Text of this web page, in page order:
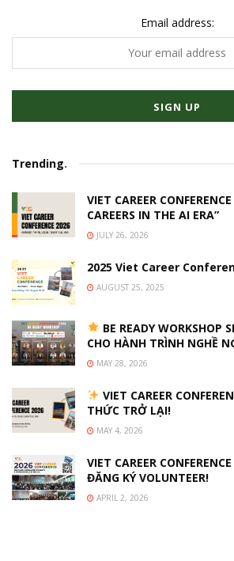
Email address:
Trending.
VIET CAREER
CAREERS IN THE AI ERA”
JULY 26, 2026
2025 Viet Career
AUGUST 25, 2025
BE READY WORKSHOP
CHO HÀNH TRÌNH NGHỀ
MAY 28, 2026
VIET CAREER
THỨC TRỞ LẠI!
MAY 4, 2026
VIET CAREER
ĐĂNG KÝ VOLUNTEER!
APRIL 2, 2026